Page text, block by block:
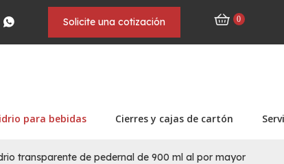
Solicite una cotización 0
para bebidas Cierres y cajas de cartón
transparente de pedernal de 900 ml al por mayor